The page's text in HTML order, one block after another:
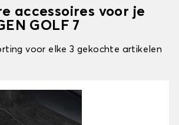
accessoires voor je
GOLF 7
voor elke 3 gekochte artikelen